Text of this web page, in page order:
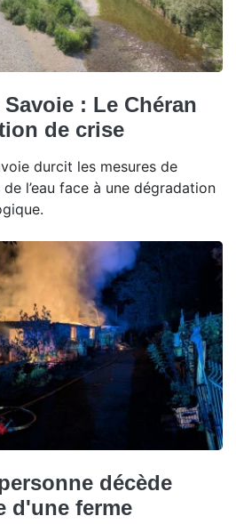
: Le Chéran
de crise
durcit les mesures de
l’eau face à une dégradation
décède
d'une ferme